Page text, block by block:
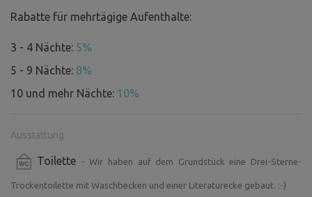
3) Das nahe gelegene Tal des Flusses Mže und des Baches
Wenn Sie sich für eine Fahrt in die Umgebung entscheiden,
empfehlen wir Ihnen gerne eine berühmte Pizzeria,
Stříbro und Plana, des Klosters Kladruby oder eines der
nahe gelegenen Kurorte.
Rabatte für mehrtägige Aufenthalte:
3 - 4 Nächte: 5%
5 - 9 Nächte: 8%
10 und mehr Nächte: 10%
Ausstattung
Toilette - Wir haben auf dem Grundstück eine Drei-Sterne-
Trockentoilette mit Waschbecken und einer Literaturecke gebaut. :-)